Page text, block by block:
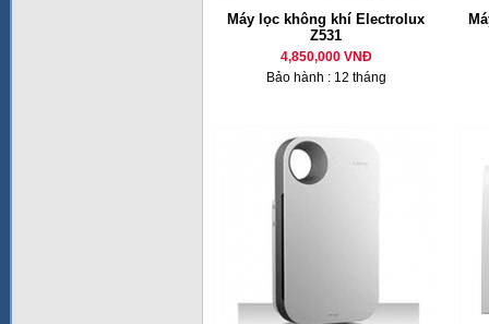
Máy lọc không khí Electrolux
Z531
4,850,000 VNĐ
Bảo hành : 12 tháng